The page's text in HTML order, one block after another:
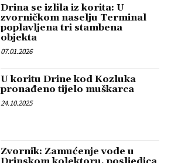
Drina se izlila iz korita: U
zvorničkom naselju Terminal
poplavljena tri stambena
objekta
07.01.2026
U koritu Drine kod Kozluka
pronađeno tijelo muškarca
24.10.2025
Zvornik: Zamućenje vode u